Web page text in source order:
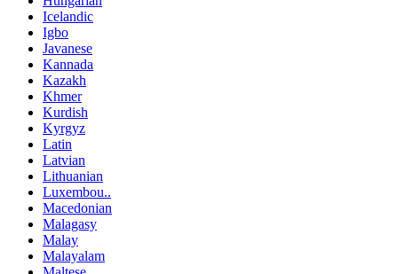
Icelandic
Igbo
Javanese
Kannada
Kazakh
Khmer
Kurdish
Kyrgyz
Latin
Latvian
Lithuanian
Luxembou..
Macedonian
Malagasy
Malay
Malayalam